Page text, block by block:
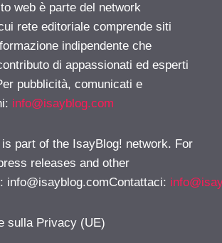
web è parte del network
rete editoriale comprende siti
indipendente che
di appassionati ed esperti
pubblicità, comunicati e
info@isayblog.com
part of the IsayBlog! network. For
releases and other
info@isayblog.comContattaci:
sulla Privacy (UE)